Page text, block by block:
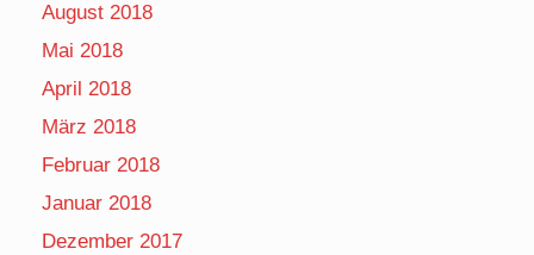
August 2018
Mai 2018
April 2018
März 2018
Februar 2018
Januar 2018
Dezember 2017